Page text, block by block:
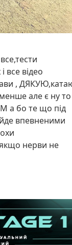
все відео
,
але є ну то
а бо те що під
впевненими
нерви не